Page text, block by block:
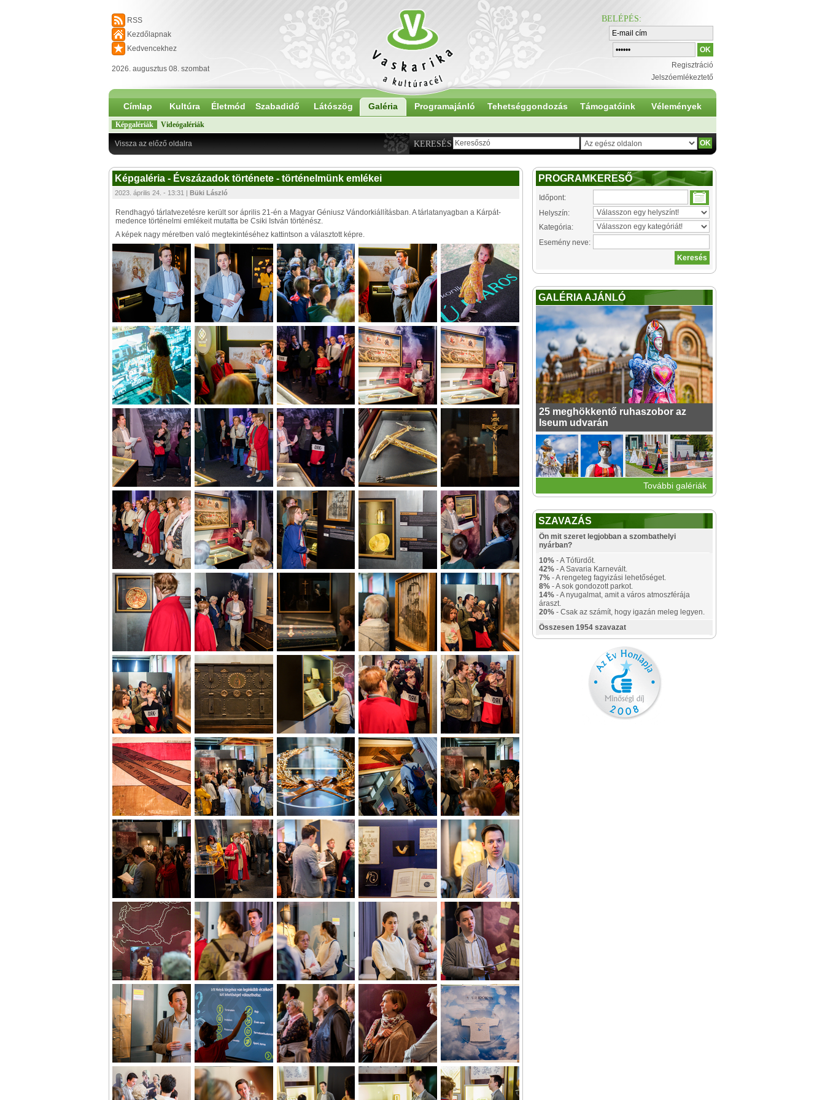
RSS
Kezdőlapnak
Kedvencekhez
2026. augusztus 08. szombat
BELÉPÉS:
Regisztráció
Jelszóemlékeztető
Címlap Kultúra Életmód Szabadidő Látószög Galéria Programajánló Tehetséggondozás Támogatóink Vélemények
Képgalériák Videógalériák
KERESÉS
Vissza az előző oldalra
Képgaléria - Évszázadok története - történelmünk emlékei
2023. április 24. - 13:31 | Büki László
Rendhagyó tárlatvezetésre került sor április 21-én a Magyar Géniusz Vándorkiállításban. A tárlatanyagban a Kárpát-
medence történelmi emlékeit mutatta be Csiki István történész.
A képek nagy méretben való megtekintéséhez kattintson a választott képre.
PROGRAMKERESŐ
Időpont:
Helyszín:
Kategória:
Esemény neve:
GALÉRIA AJÁNLÓ
25 meghökkentő ruhaszobor az
Iseum udvarán
További galériák
SZAVAZÁS
Ön mit szeret legjobban a szombathelyi
nyárban?
10% - A Tófürdőt.
42% - A Savaria Karnevált.
7% - A rengeteg fagyizási lehetőséget.
8% - A sok gondozott parkot.
14% - A nyugalmat, amit a város atmoszférája
áraszt.
20% - Csak az számít, hogy igazán meleg legyen.
Összesen 1954 szavazat